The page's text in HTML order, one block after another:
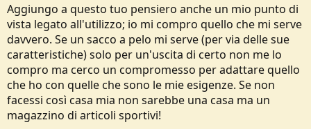
Aggiungo a questo tuo pensiero anche un mio punto di
vista legato all'utilizzo; io mi compro quello che mi serve
davvero. Se un sacco a pelo mi serve (per via delle sue
caratteristiche) solo per un'uscita di certo non me lo
compro ma cerco un compromesso per adattare quello
che ho con quelle che sono le mie esigenze. Se non
facessi così casa mia non sarebbe una casa ma un
magazzino di articoli sportivi!